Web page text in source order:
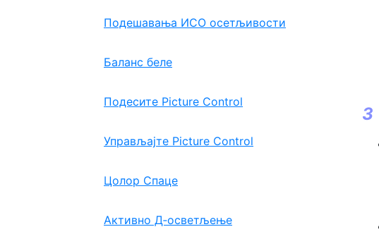
Подешавања ИСО осетљивости
Баланс беле
Подесите Picture Control
Управљајте Picture Control
Цолор Спаце
Активно Д‑осветљење